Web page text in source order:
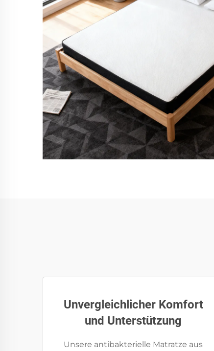
Unvergleichlicher Komfort
und Unterstützung
Unsere antibakterielle Matratze aus